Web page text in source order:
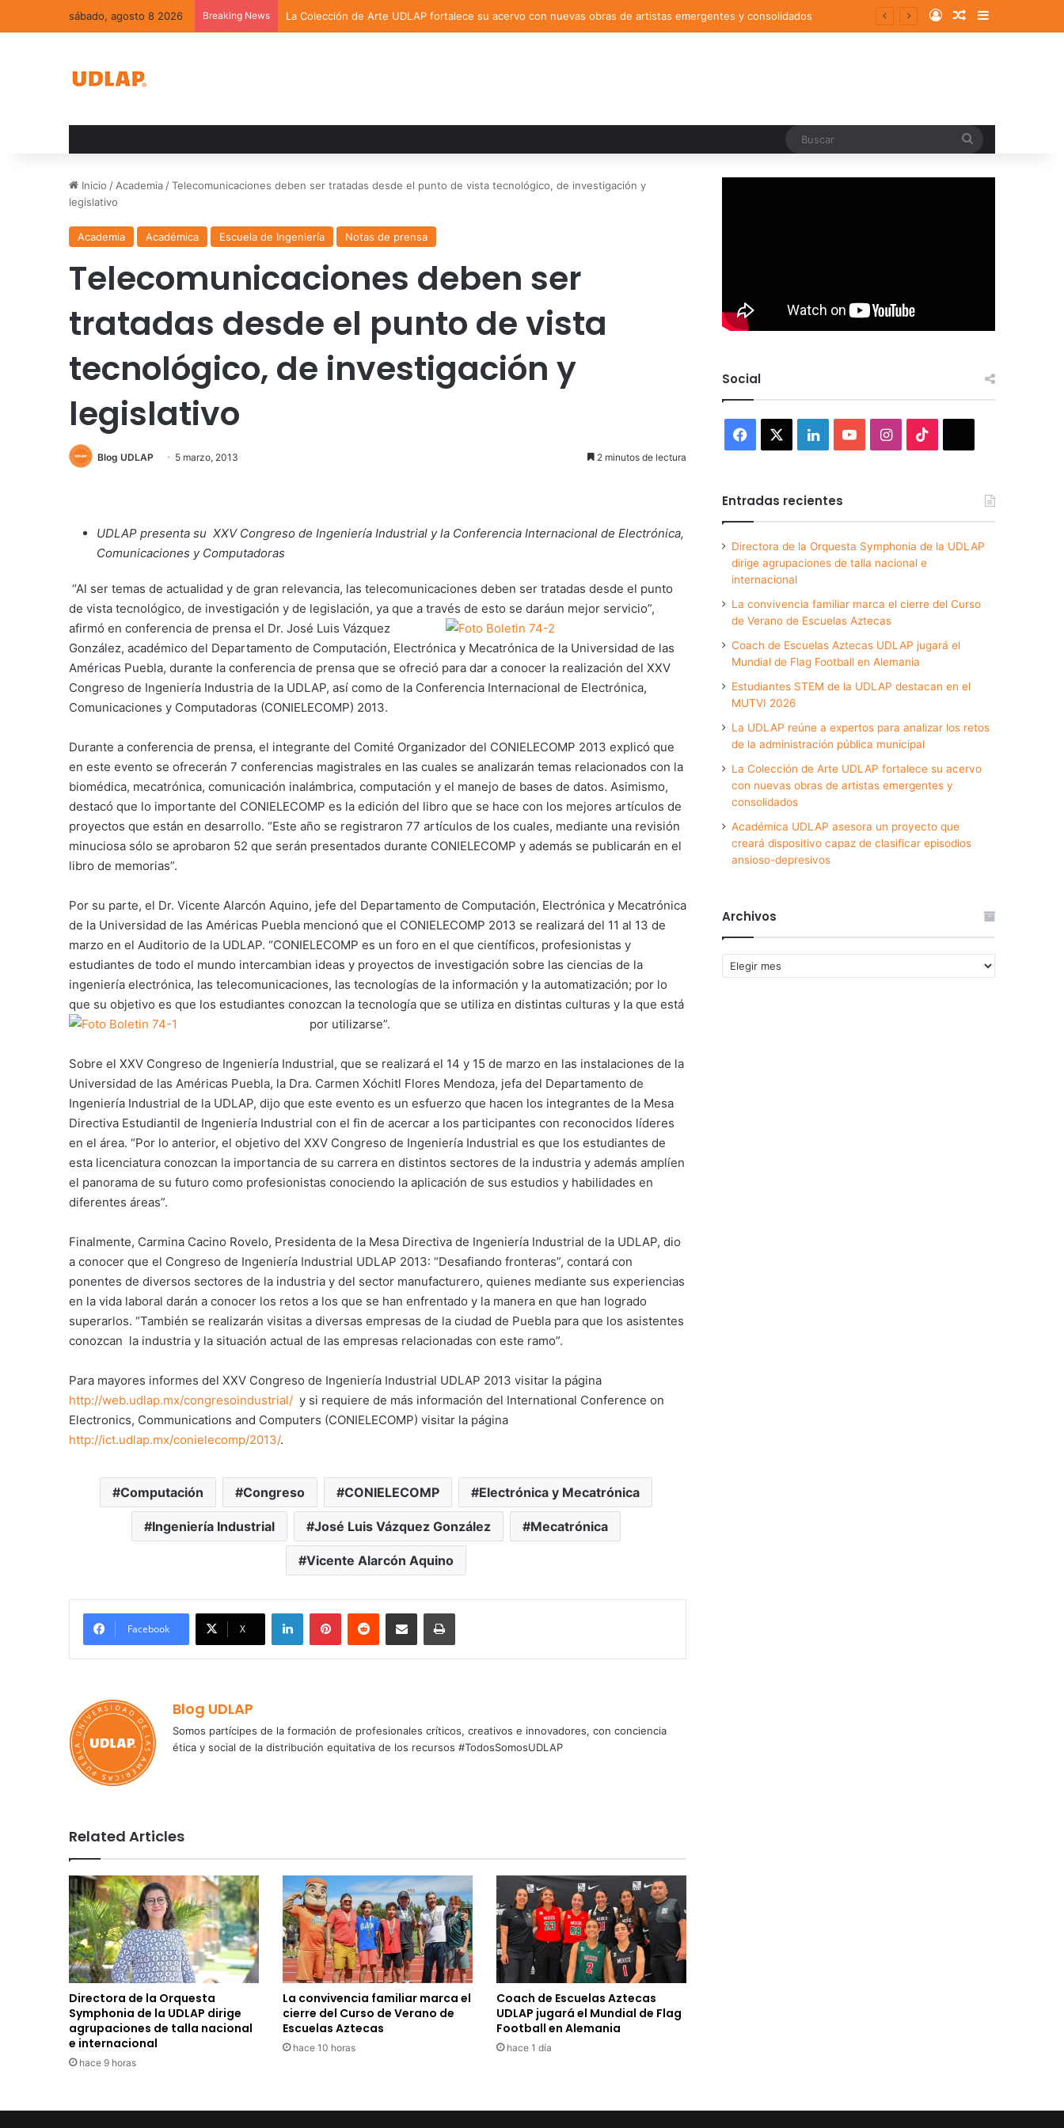
sábado, agosto 8 2026 Breaking News La Colección de Arte UDLAP fortalece su acervo con nuevas obras de artistas emergentes y consolidados Log InRandom Article
Sidebar
Inicio / Academia /Telecomunicaciones deben ser tratadas desde el punto de vista tecnológico, de investigación y
legislativo
Academia Académica Escuela de Ingeniería Notas de prensa
Telecomunicaciones deben ser
tratadas desde el punto de vista
tecnológico, de investigación y
legislativo
Blog UDLAP 5 marzo, 2013 2 minutos de lectura
UDLAP presenta su XXV Congreso de Ingeniería Industrial y la Conferencia Internacional de Electrónica,
Comunicaciones y Computadoras
“Al ser temas de actualidad y de gran relevancia, las telecomunicaciones deben ser tratadas desde el punto
de vista tecnológico, de investigación y de legislación, ya que a través de esto se daráun mejor servicio”,
afirmó en conferencia de prensa el Dr. José Luis Vázquez
González, académico del Departamento de Computación, Electrónica y Mecatrónica de la Universidad de las
Américas Puebla, durante la conferencia de prensa que se ofreció para dar a conocer la realización del XXV
Congreso de Ingeniería Industria de la UDLAP, así como de la Conferencia Internacional de Electrónica,
Comunicaciones y Computadoras (CONIELECOMP) 2013.
Durante a conferencia de prensa, el integrante del Comité Organizador del CONIELECOMP 2013 explicó que
en este evento se ofrecerán 7 conferencias magistrales en las cuales se analizarán temas relacionados con la
biomédica, mecatrónica, comunicación inalámbrica, computación y el manejo de bases de datos. Asimismo,
destacó que lo importante del CONIELECOMP es la edición del libro que se hace con los mejores artículos de
proyectos que están en desarrollo. “Este año se registraron 77 artículos de los cuales, mediante una revisión
minuciosa sólo se aprobaron 52 que serán presentados durante CONIELECOMP y además se publicarán en el
libro de memorias”.
Por su parte, el Dr. Vicente Alarcón Aquino, jefe del Departamento de Computación, Electrónica y Mecatrónica
de la Universidad de las Américas Puebla mencionó que el CONIELECOMP 2013 se realizará del 11 al 13 de
marzo en el Auditorio de la UDLAP. “CONIELECOMP es un foro en el que científicos, profesionistas y
estudiantes de todo el mundo intercambian ideas y proyectos de investigación sobre las ciencias de la
ingeniería electrónica, las telecomunicaciones, las tecnologías de la información y la automatización; por lo
que su objetivo es que los estudiantes conozcan la tecnología que se utiliza en distintas culturas y la que está
por utilizarse”.
Sobre el XXV Congreso de Ingeniería Industrial, que se realizará el 14 y 15 de marzo en las instalaciones de la
Universidad de las Américas Puebla, la Dra. Carmen Xóchitl Flores Mendoza, jefa del Departamento de
Ingeniería Industrial de la UDLAP, dijo que este evento es un esfuerzo que hacen los integrantes de la Mesa
Directiva Estudiantil de Ingeniería Industrial con el fin de acercar a los participantes con reconocidos líderes
en el área. “Por lo anterior, el objetivo del XXV Congreso de Ingeniería Industrial es que los estudiantes de
esta licenciatura conozcan la importancia de su carrera en distintos sectores de la industria y además amplíen
el panorama de su futuro como profesionistas conociendo la aplicación de sus estudios y habilidades en
diferentes áreas”.
Finalmente, Carmina Cacino Rovelo, Presidenta de la Mesa Directiva de Ingeniería Industrial de la UDLAP, dio
a conocer que el Congreso de Ingeniería Industrial UDLAP 2013: “Desafiando fronteras”, contará con
ponentes de diversos sectores de la industria y del sector manufacturero, quienes mediante sus experiencias
en la vida laboral darán a conocer los retos a los que se han enfrentado y la manera en que han logrado
superarlos. “También se realizarán visitas a diversas empresas de la ciudad de Puebla para que los asistentes
conozcan la industria y la situación actual de las empresas relacionadas con este ramo”.
Para mayores informes del XXV Congreso de Ingeniería Industrial UDLAP 2013 visitar la página
http://web.udlap.mx/congresoindustrial/ y si requiere de más información del International Conference on
Electronics, Communications and Computers (CONIELECOMP) visitar la página
http://ict.udlap.mx/conielecomp/2013/.
Computación Congreso CONIELECOMP Electrónica y Mecatrónica
Ingeniería Industrial José Luis Vázquez González Mecatrónica
Vicente Alarcón Aquino
Facebook X
LinkedInPinterestReddit Share via Email Print
Blog UDLAP
Somos partícipes de la formación de profesionales críticos, creativos e innovadores, con conciencia
ética y social de la distribución equitativa de los recursos #TodosSomosUDLAP
Related Articles
Directora de la Orquesta
Symphonia de la UDLAP dirige
agrupaciones de talla nacional
e internacional
hace 9 horas
La convivencia familiar marca el
cierre del Curso de Verano de
Escuelas Aztecas
hace 10 horas
Coach de Escuelas Aztecas
UDLAP jugará el Mundial de Flag
Football en Alemania
hace 1 día
Social
Facebook LinkedInYouTubeInstagram
Entradas recientes
Directora de la Orquesta Symphonia de la UDLAP
dirige agrupaciones de talla nacional e
internacional
La convivencia familiar marca el cierre del Curso
de Verano de Escuelas Aztecas
Coach de Escuelas Aztecas UDLAP jugará el
Mundial de Flag Football en Alemania
Estudiantes STEM de la UDLAP destacan en el
MUTVI 2026
La UDLAP reúne a expertos para analizar los retos
de la administración pública municipal
La Colección de Arte UDLAP fortalece su acervo
con nuevas obras de artistas emergentes y
consolidados
Académica UDLAP asesora un proyecto que
creará dispositivo capaz de clasificar episodios
ansioso-depresivos
Archivos
Archivos